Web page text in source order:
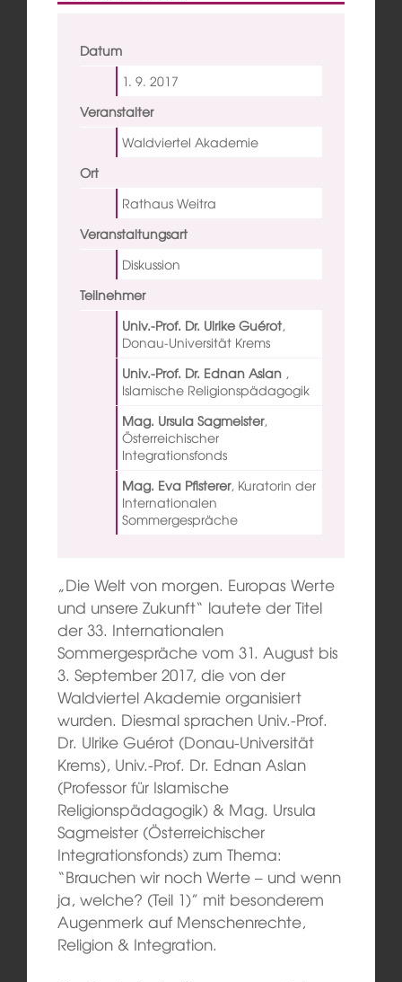
Datum
1. 9. 2017
Veranstalter
Waldviertel Akademie
Ort
Rathaus Weitra
Veranstaltungsart
Diskussion
Teilnehmer
Univ.-Prof. Dr. Ulrike Guérot,
Donau-Universität Krems
Univ.-Prof. Dr. Ednan Aslan ,
Islamische Religionspädagogik
Mag. Ursula Sagmeister,
Österreichischer
Integrationsfonds
Mag. Eva Pfisterer, Kuratorin der
Internationalen
Sommergespräche
„Die Welt von morgen. Europas Werte
und unsere Zukunft“ lautete der Titel
der 33. Internationalen
Sommergespräche vom 31. August bis
3. September 2017, die von der
Waldviertel Akademie organisiert
wurden. Diesmal sprachen Univ.-Prof.
Dr. Ulrike Guérot (Donau-Universität
Krems), Univ.-Prof. Dr. Ednan Aslan
(Professor für Islamische
Religionspädagogik) & Mag. Ursula
Sagmeister (Österreichischer
Integrationsfonds) zum Thema:
“Brauchen wir noch Werte – und wenn
ja, welche? (Teil 1)” mit besonderem
Augenmerk auf Menschenrechte,
Religion & Integration.